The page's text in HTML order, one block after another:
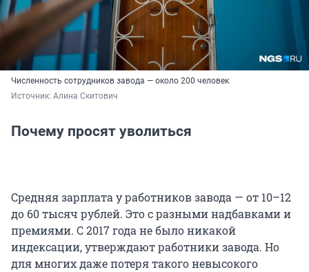
Численность сотрудников завода — около 200 человек
Источник: Алина Скитович
Почему просят уволиться
Средняя зарплата у работников завода — от 10–12
до 60 тысяч рублей. Это с разными надбавками и
премиями. С 2017 года не было никакой
индексации, утверждают работники завода. Но
для многих даже потеря такого невысокого